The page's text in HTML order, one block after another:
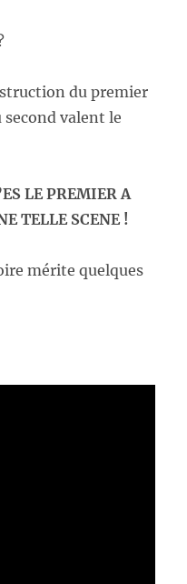
du premier
second valent le
LE PREMIER A
TELLE SCENE !
mérite quelques